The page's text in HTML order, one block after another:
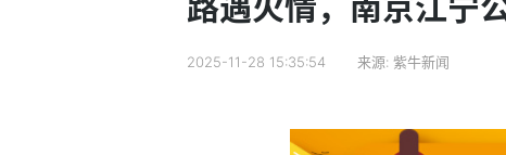
2025-11-28 15:35:54 来源: 紫牛新闻